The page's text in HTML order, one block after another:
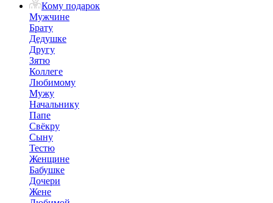
Кому подарок
Мужчине
Брату
Дедушке
Другу
Зятю
Коллеге
Любимому
Мужу
Начальнику
Папе
Свёкру
Сыну
Тестю
Женщине
Бабушке
Дочери
Жене